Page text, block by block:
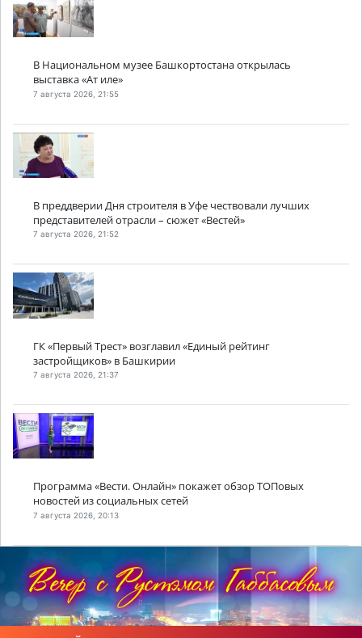
В Национальном музее Башкортостана открылась
выставка «Ат иле»
7 августа 2026, 21:55
В преддверии Дня строителя в Уфе чествовали лучших
представителей отрасли – сюжет «Вестей»
7 августа 2026, 21:52
ГК «Первый Трест» возглавил «Единый рейтинг
застройщиков» в Башкирии
7 августа 2026, 21:37
Программа «Вести. Онлайн» покажет обзор ТОПовых
новостей из социальных сетей
7 августа 2026, 20:13